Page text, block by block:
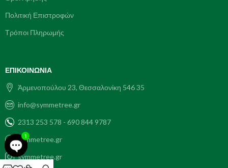
Πολιτική Επιστροφών
Τρόποι Πληρωμής
ΕΠΙΚΟΙΝΩΝΊΑ
Ἀρμενοπούλου 23, Θεσσαλονίκη 546 35
info@symmetree.gr
2313 253 578 - 690 844 9787
symmetree.gr
symmetree.gr
Open
1